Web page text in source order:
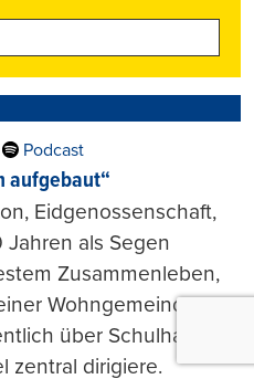
Podcast
aufgebaut“
Eidgenossenschaft,
als Segen
Zusammenleben,
Wohngemeinde
über Schulhaus
zentral dirigiere.